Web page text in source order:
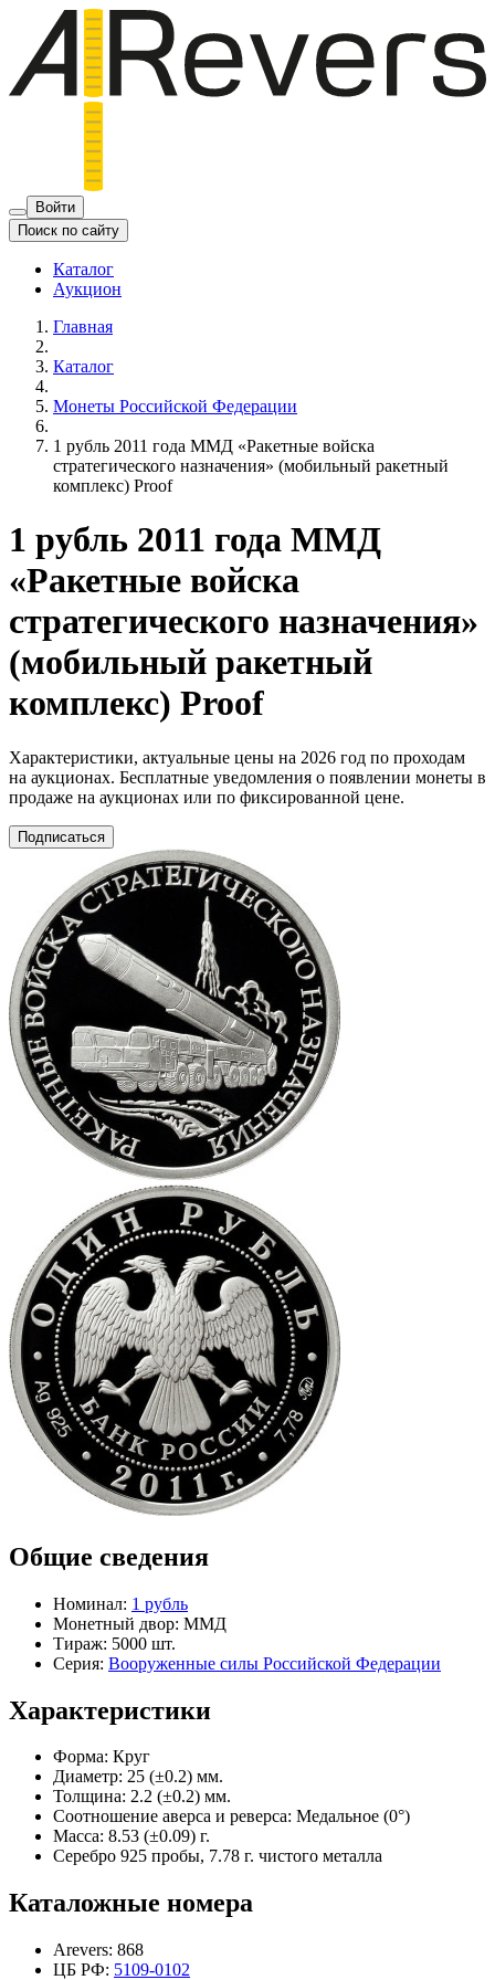
Войти
Поиск по сайту
Каталог
Аукцион
Главная
Каталог
Монеты Российской Федерации
1 рубль 2011 года ММД «Ракетные войска
стратегического назначения» (мобильный ракетный
комплекс) Proof
1 рубль 2011 года ММД
«Ракетные войска
стратегического назначения»
(мобильный ракетный
комплекс) Proof
Характеристики, актуальные цены на 2026 год по проходам
на аукционах. Бесплатные уведомления о появлении монеты в
продаже на аукционах или по фиксированной цене.
Подписаться
Общие сведения
Номинал: 1 рубль
Монетный двор: ММД
Тираж: 5000 шт.
Серия: Вооруженные силы Российской Федерации
Характеристики
Форма: Круг
Диаметр: 25 (±0.2) мм.
Толщина: 2.2 (±0.2) мм.
Соотношение аверса и реверса: Медальное (0°)
Масса: 8.53 (±0.09) г.
Серебро 925 пробы, 7.78 г. чистого металла
Каталожные номера
Arevers: 868
ЦБ РФ: 5109-0102